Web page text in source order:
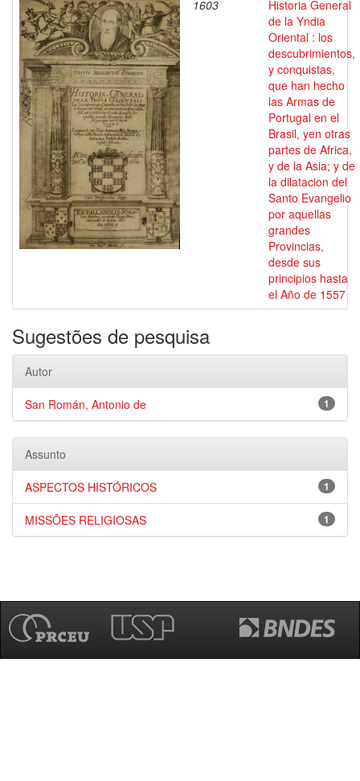
1603
Historia General
de la Yndia
Oriental : los
descubrimientos,
y conquistas,
que han hecho
las Armas de
Portugal en el
Brasil, yen otras
partes de Africa,
y de la Asia; y de
la dilatacion del
Santo Evangelio
por aquellas
grandes
Provincias,
desde sus
principios hasta
el Año de 1557
Sugestões de pesquisa
Autor
1
San Román, Antonio de
Assunto
1
ASPECTOS HISTÓRICOS
1
MISSÕES RELIGIOSAS